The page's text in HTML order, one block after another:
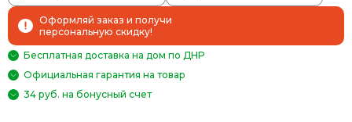
Оформляй заказ и получи
персональную скидку!
Бесплатная доставка на дом по ДНР
Официальная гарантия на товар
34 руб. на бонусный счет